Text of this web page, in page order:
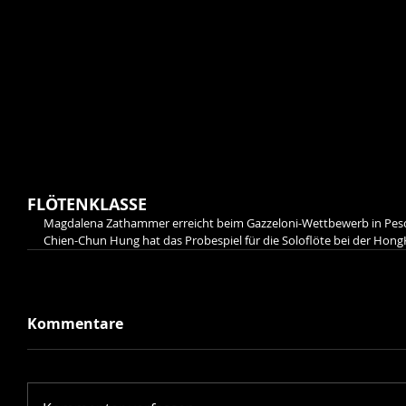
FLÖTENKLASSE
Magdalena Zathammer erreicht beim Gazzeloni-Wettbewerb in
Chien-Chun Hung hat das Probespiel für die Soloflöte bei der
Kommentare